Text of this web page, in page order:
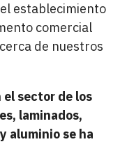
establecimiento
comercial
de nuestros
el sector de los
laminados,
aluminio se ha